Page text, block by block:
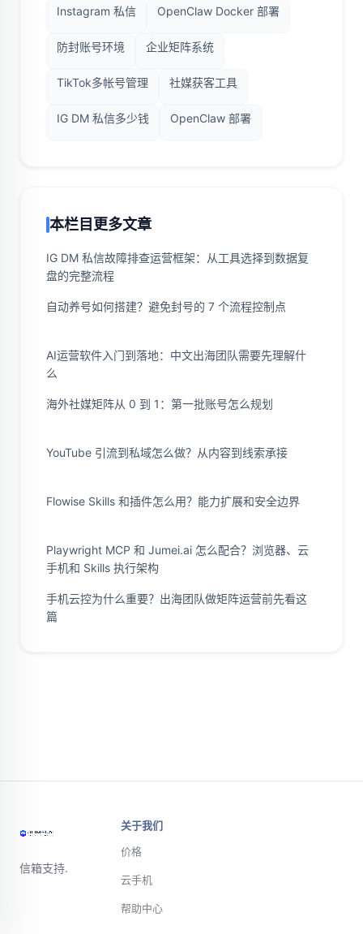
Instagram 私信 OpenClaw Docker 部署
防封账号环境 企业矩阵系统
TikTok多帐号管理 社媒获客工具
IG DM 私信多少钱 OpenClaw 部署
本栏目更多文章
IG DM 私信故障排查运营框架：从工具选择到数据复
盘的完整流程
自动养号如何搭建？避免封号的 7 个流程控制点
AI运营软件入门到落地：中文出海团队需要先理解什
么
海外社媒矩阵从 0 到 1：第一批账号怎么规划
YouTube 引流到私域怎么做？从内容到线索承接
Flowise Skills 和插件怎么用？能力扩展和安全边界
Playwright MCP 和 Jumei.ai 怎么配合？浏览器、云
手机和 Skills 执行架构
手机云控为什么重要？出海团队做矩阵运营前先看这
篇
信箱支持.
关于我们
价格
云手机
帮助中心